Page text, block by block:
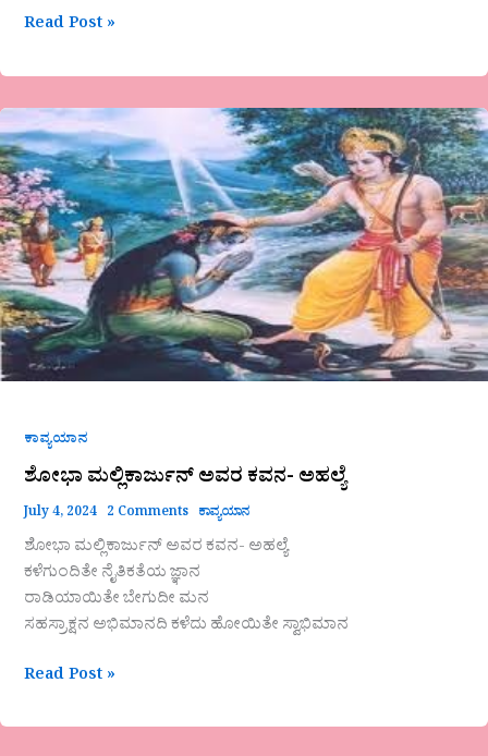
Read Post »
ಕಾವ್ಯಯಾನ
ಶೋಭಾ ಮಲ್ಲಿಕಾರ್ಜುನ್ ಅವರ ಕವನ- ಅಹಲ್ಯೆ
July 4, 2024 2 Comments ಕಾವ್ಯಯಾನ
ಶೋಭಾ ಮಲ್ಲಿಕಾರ್ಜುನ್ ಅವರ ಕವನ- ಅಹಲ್ಯೆ
ಕಳೆಗುಂದಿತೇ ನೈತಿಕತೆಯ ಜ್ಞಾನ
ರಾಡಿಯಾಯಿತೇ ಬೇಗುದೀ ಮನ
ಸಹಸ್ರಾಕ್ಷನ ಅಭಿಮಾನದಿ ಕಳೆದು ಹೋಯಿತೇ ಸ್ವಾಭಿಮಾನ
ಶೋಭಾ
ಮಲ್ಲಿಕಾರ್ಜುನ್
ಅವರ
ಕವನ-
ಅಹಲ್ಯೆ
Read Post »